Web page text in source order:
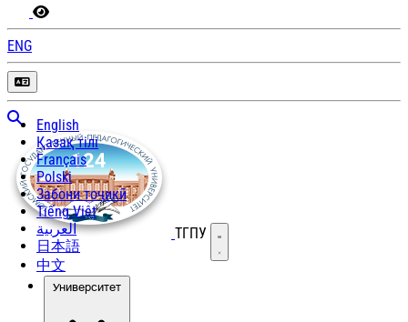
ENG
English
Қазақ тілі
Français
Polski
Забони тоҷикӣ
Tiếng Việt
العربية
日本語
中文
ТГПУ Открыть меню
Университет